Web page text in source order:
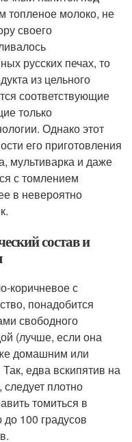
топленое молоко, не
своего
русских печах, то
из цельного
соответствующие
только
Однако этот
его приготовления
мультиварка и даже
с томлением
в невероятно
состав и
коричневое с
понадобится
свободного
(лучше, если она
домашним или
едва вскипятив на
плотно
томиться в
до 100 градусов